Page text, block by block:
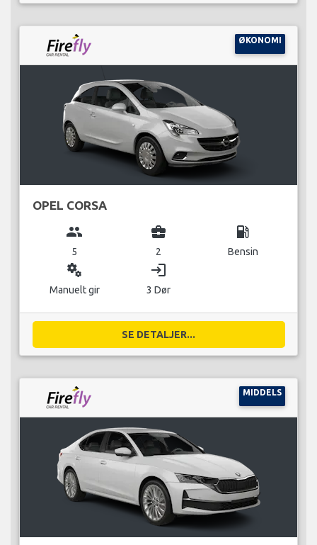
ØKONOMI
OPEL CORSA
group
5
business_center
2
local_gas_station
Bensin
miscellaneous_services
Manuelt gir
login
3 Dør
SE DETALJER...
MIDDELS